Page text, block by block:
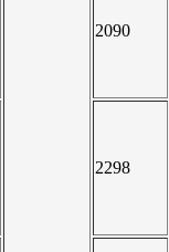
2090
2298